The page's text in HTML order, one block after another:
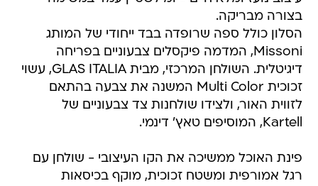
בצורה מבריקה.
הסלון כולל ספה שרופדה בבד ייחודי של המותג
Missoni, המדמה פיקסלים צבעוניים בפריחה
דיגיטלית. השולחן המרכזי, מבית GLAS ITALIA, עשוי
זכוכית Multi Color המשנה את צבעה בהתאם
לזווית האור, ולצידו שולחנות צד צבעוניים של
Kartell, המוסיפים טאץ' דינמי.
פינת האוכל ממשיכה את הקו העיצובי - שולחן עם
רגל אמורפית ומשטח זכוכית, מוקף בכיסאות